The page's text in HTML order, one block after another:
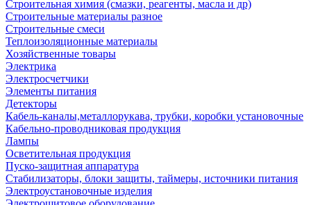
Строительная химия (смазки, реагенты, масла и др)
Строительные материалы разное
Строительные смеси
Теплоизоляционные материалы
Хозяйственные товары
Электрика
Электросчетчики
Элементы питания
Детекторы
Кабель-каналы,металлорукава, трубки, коробки установочные
Кабельно-проводниковая продукция
Лампы
Осветительная продукция
Пуско-защитная аппаратура
Стабилизаторы, блоки защиты, таймеры, источники питания
Электроустановочные изделия